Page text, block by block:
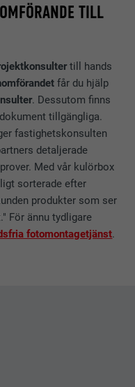
TILL
till hands
får du hjälp
. Dessutom finns
tillgängliga.
fastighetskonsulten
detaljerade
Med vår kulörbox
sorterade efter
produkter som ser
För ännu tydligare
fotomontagetjänst.
Den måste
Analytics
unikt ID som används
statistiska data om
ett unikt ID
för att lagra dina
och annan
ditt föredragna
sökresultat du vill
10 eller 20) och om
SafeSearch-filtret